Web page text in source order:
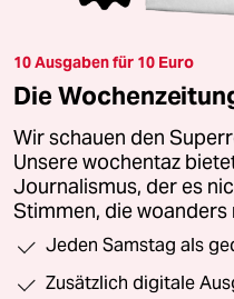
10 Ausgaben für 10 Euro
Die
Wir schauen den
Unsere wochentaz
Journalismus, der es
Stimmen, die
Jeden Samstag als
Zusätzlich digitale